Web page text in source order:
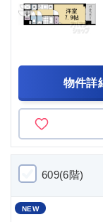
物件詳
609(6階)
NEW